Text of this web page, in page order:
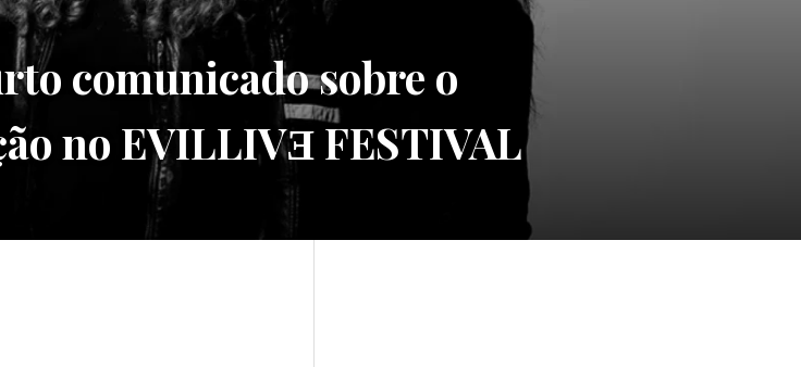
comunicado sobre o
no EVILLIVƎ FESTIVAL